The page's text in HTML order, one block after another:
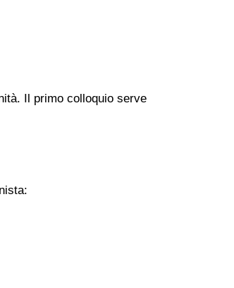
Il primo colloquio serve